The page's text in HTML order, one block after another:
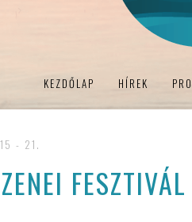
KEZDŐLAP HÍREK
- 21.
FESZTIVÁL